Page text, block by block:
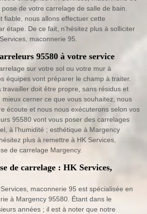
pose de votre carrelage de salle de bain.
fiable, nous allons effectuer cette
étape. De ce fait, n’hésitez plus à solliciter
maconnerie 95.
95580 à votre service
sur votre sol ou votre mur à
équipes vont préparer le champ à traiter.
travailler doit être propre, sans résidus et
mieux cerner ce que vous souhaitez, nous
écoute et nous nous exécuterons selon vos
95580 vont vous poser des carrelages
à l’humidité ; esthétique à Margency
plus à remettre à HK Services,
de carrelage Margency.
de carrelage : HK Services,
maconnerie 95 est spécialisée en
à Margency 95580. Étant dans le
années ; il est à noter que notre